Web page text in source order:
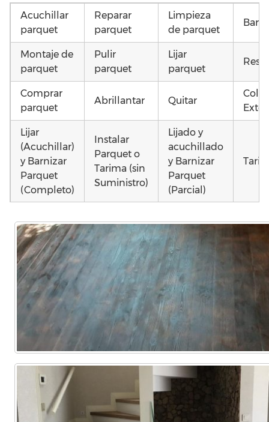
Acuchillar
parquet
Reparar
parquet
Limpieza
de parquet
Montaje de
parquet
Pulir
parquet
Lijar
parquet
Comprar
parquet
Abrillantar Quitar
Lijar
(Acuchillar)
y Barnizar
Parquet
(Completo)
Instalar
Parquet o
Tarima (sin
Suministro)
Lijado y
acuchillado
y Barnizar
Parquet
(Parcial)
parquet o
Tarima
Local
Comercial
parquet o
Tarima
Vivienda
(Completa)
parquet o
Tarima
Vivienda
(Parcial)